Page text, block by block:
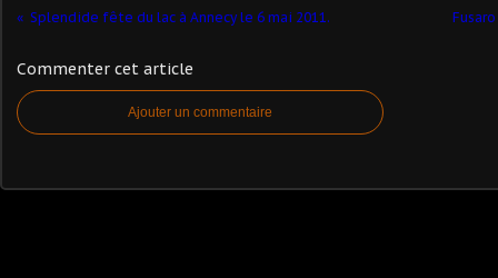
Splendide fête du lac à Annecy le 6 mai 2011.
Commenter cet article
Ajouter un commentaire